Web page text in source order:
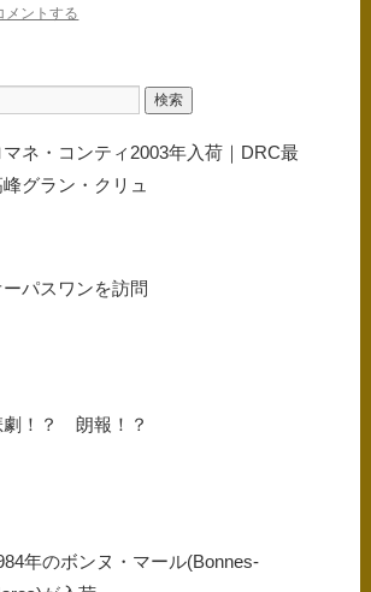
メントする
マネ・コンティ2003年入荷｜DRC最
グラン・クリュ
ーパスワンを訪問
劇！？ 朗報！？
年のボンヌ・マール(Bonnes-